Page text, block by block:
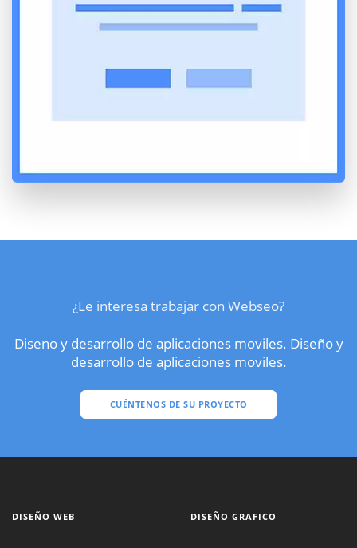
¿Le interesa trabajar con Webseo?
Diseno y desarrollo de aplicaciones moviles. Diseño y
desarrollo de aplicaciones moviles.
CUÉNTENOS DE SU PROYECTO
DISEÑO WEB DISEÑO GRAFICO